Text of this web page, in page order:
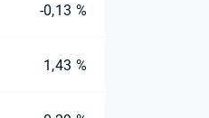
-0,13 %
1,43 %